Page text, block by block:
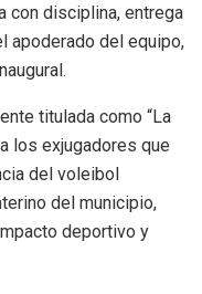
con disciplina, entrega
apoderado del equipo,
titulada como “La
los exjugadores que
del voleibol
del municipio,
deportivo y